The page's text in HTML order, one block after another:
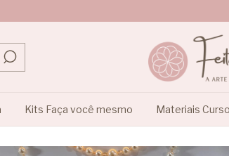
Kits Faça você mesmo Materiais